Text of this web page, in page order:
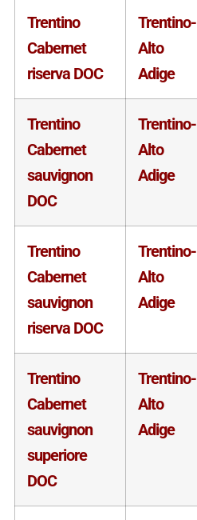
Trentino
Cabernet
riserva DOC
Trentino-
Alto
Adige
Trentino
Cabernet
sauvignon
DOC
Trentino-
Alto
Adige
Trentino
Cabernet
sauvignon
riserva DOC
Trentino-
Alto
Adige
Trentino
Cabernet
sauvignon
superiore
DOC
Trentino-
Alto
Adige